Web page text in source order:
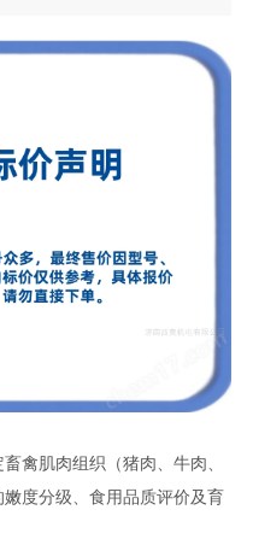
禽肌肉组织（猪肉、牛肉、
度分级、食用品质评价及育